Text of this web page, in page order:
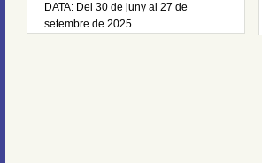
DATA: Del 30 de juny al 27 de
setembre de 2025